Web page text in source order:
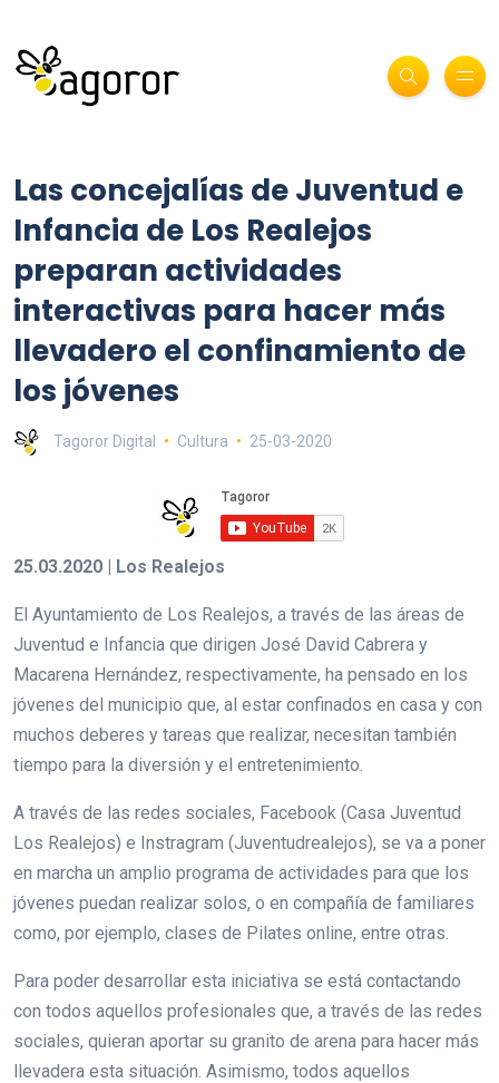
Las concejalías de Juventud e
Infancia de Los Realejos
preparan actividades
interactivas para hacer más
llevadero el confinamiento de
los jóvenes
Tagoror Digital Cultura 25-03-2020
25.03.2020 | Los Realejos
El Ayuntamiento de Los Realejos, a través de las áreas de
Juventud e Infancia que dirigen José David Cabrera y
Macarena Hernández, respectivamente, ha pensado en los
jóvenes del municipio que, al estar confinados en casa y con
muchos deberes y tareas que realizar, necesitan también
tiempo para la diversión y el entretenimiento.
A través de las redes sociales, Facebook (Casa Juventud
Los Realejos) e Instragram (Juventudrealejos), se va a poner
en marcha un amplio programa de actividades para que los
jóvenes puedan realizar solos, o en compañía de familiares
como, por ejemplo, clases de Pilates online, entre otras.
Para poder desarrollar esta iniciativa se está contactando
con todos aquellos profesionales que, a través de las redes
sociales, quieran aportar su granito de arena para hacer más
llevadera esta situación. Asimismo, todos aquellos